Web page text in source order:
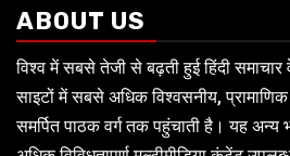
ABOUT US
विश्व में सबसे तेजी से बढ़ती हुई हिंदी समाचार
साइटों में सबसे अधिक विश्वसनीय,
समर्पित पाठक वर्ग तक पहुंचाती है। यह अन्य